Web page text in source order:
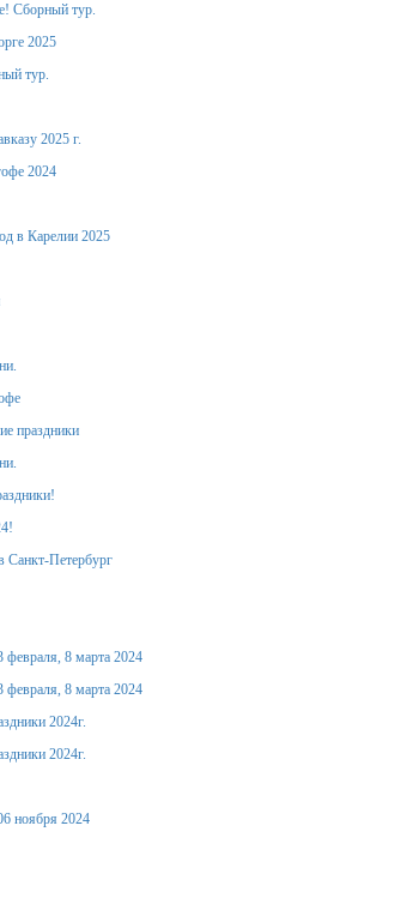
Сборный тур.
2025
тур.
2025 г.
2024
в Карелии 2025
праздники
Санкт-Петербург
февраля, 8 марта 2024
февраля, 8 марта 2024
2024г.
2024г.
ноября 2024